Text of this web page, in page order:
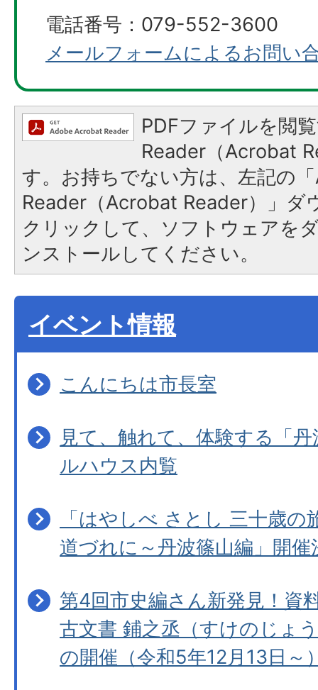
電話番号：079-552-3600
メールフォームによるお問い
PDFファイルを閲
Reader（Acrobat
す。お持ちでない方は、左記の
Reader（Acrobat Reader）」ダ
クリックして、ソフトウェアを
ンストールしてください。
イベント情報
こんにちは市長室
見て、触れて、体験する「
ルハウス内覧
「はやしべ さとし 三十歳の
道づれに～丹波篠山編」開催
第4回市史編さん新発見！資
古文書 鋪之丞（すけのじょ
の開催（令和5年12月13日～